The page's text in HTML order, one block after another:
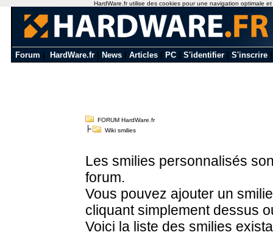
Forum HardWare.fr News Articles PC S'identifier S'inscrire
FORUM HardWare.fr
Wiki smilies
Les smilies personnalisés
forum.
Vous pouvez ajouter un
cliquant simplement dessus
Voici la liste des smilies
HardWare.fr utilise des cookies pour une navigation optimale